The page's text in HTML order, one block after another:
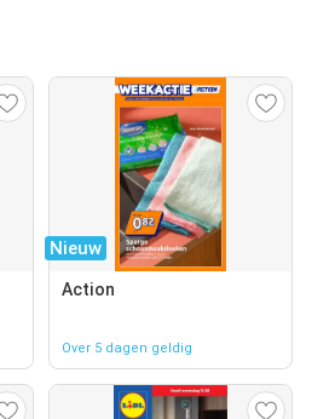
Nieuw
Action
Over 5 dagen geldig